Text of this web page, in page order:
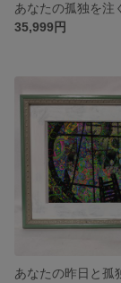
35,999円